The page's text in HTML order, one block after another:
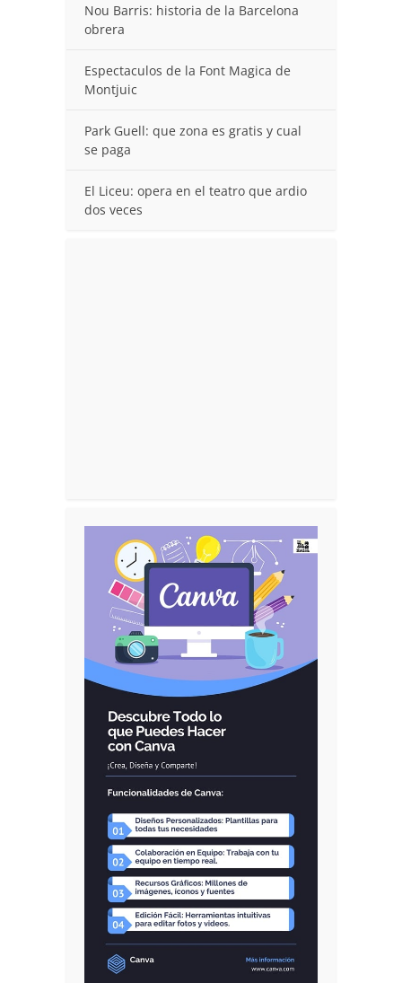
Nou Barris: historia de la Barcelona
obrera
Espectaculos de la Font Magica de
Montjuic
Park Guell: que zona es gratis y cual
se paga
El Liceu: opera en el teatro que ardio
dos veces